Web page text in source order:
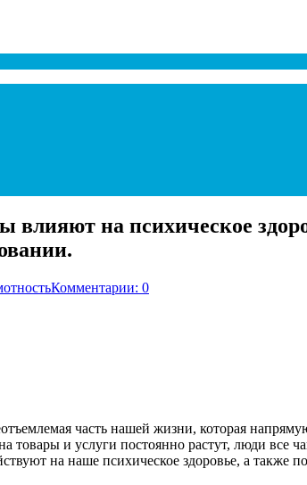
на психическое
Комментарии: 0
часть нашей жизни, которая
товары и услуги постоянно растут, люди все
на наше психическое здоровье, а